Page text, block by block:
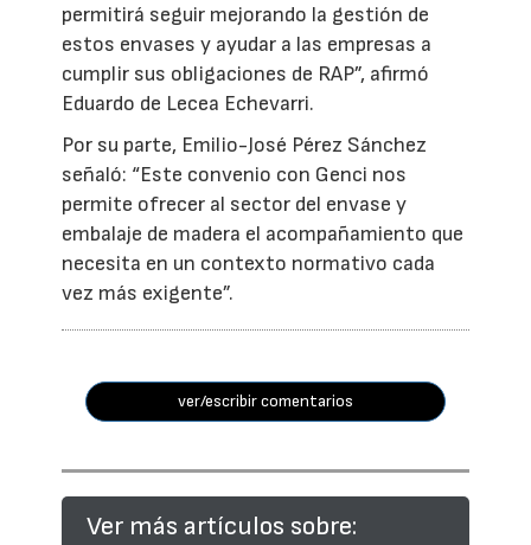
permitirá seguir mejorando la gestión de
estos envases y ayudar a las empresas a
cumplir sus obligaciones de RAP”, afirmó
Eduardo de Lecea Echevarri.
Por su parte, Emilio-José Pérez Sánchez
señaló: “Este convenio con Genci nos
permite ofrecer al sector del envase y
embalaje de madera el acompañamiento que
necesita en un contexto normativo cada
vez más exigente”.
ver/escribir comentarios
Ver más artículos sobre: